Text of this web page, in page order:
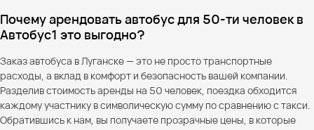
Почему арендовать автобус для 50-ти человек в
Автобус1 это выгодно?
Заказ автобуса в Луганске — это не просто транспортные
расходы, а вклад в комфорт и безопасность вашей компании.
Разделив стоимость аренды на 50 человек, поездка обходится
каждому участнику в символическую сумму по сравнению с такси.
Обратившись к нам, вы получаете прозрачные цены, в которые